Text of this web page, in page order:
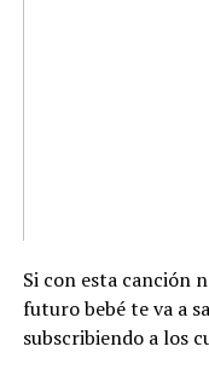
Si con esta canción
futuro bebé te va a
subscribiendo a los